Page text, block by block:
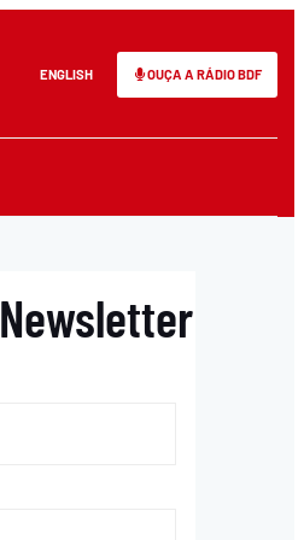
ENGLISH OUÇA A RÁDIO BDF
Newsletter